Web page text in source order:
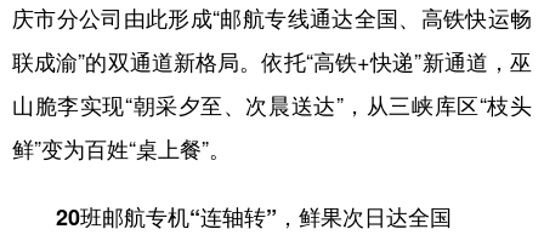
庆市分公司由此形成“邮航专线通达全国、高铁快运畅
联成渝”的双通道新格局。依托“高铁+快递”新通道，巫
山脆李实现“朝采夕至、次晨送达”，从三峡库区“枝头
鲜”变为百姓“桌上餐”。
20班邮航专机“连轴转”，鲜果次日达全国